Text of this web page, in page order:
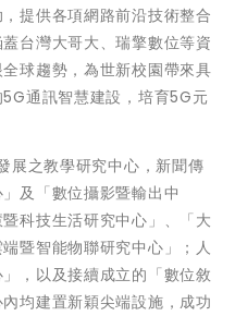
提供各項網路前沿技術整合
台灣大哥大、瑞擎數位等資
球趨勢，為世新校園帶來具
通訊智慧建設，培育5G元
展之教學研究中心，新聞傳
及「數位攝影暨輸出中
科技生活研究中心」、「大
暨智能物聯研究中心」；人
，以及接續成立的「數位敘
均建置新穎尖端設施，成功